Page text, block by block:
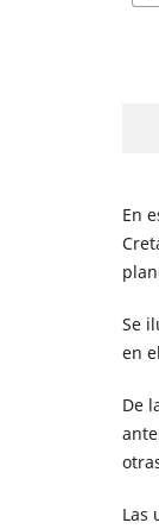
En
Se
en
De
Las